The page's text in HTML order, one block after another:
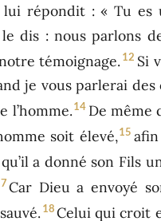
lui répondit : « Tu es
dis : nous parlons
témoignage. 12 Si
je vous parlerai des
l’homme.14 De même
soit élevé,15
a donné son Fils
Car Dieu a envoyé
18Celui qui croit